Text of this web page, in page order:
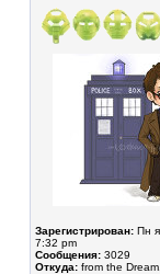
Зарегистрирован: Пн
7:32 pm
Сообщения: 3029
Откуда: from the